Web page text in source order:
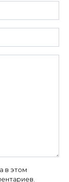
в этом